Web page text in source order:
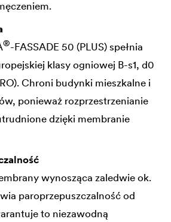
®-FASSADE 50 (PLUS) spełnia
klasy ogniowej B-s1, d0
Chroni budynki mieszkalne i
ponieważ rozprzestrzenianie
dzięki membranie
wynosząca zaledwie ok.
paroprzepuszczalność od
to niezawodną